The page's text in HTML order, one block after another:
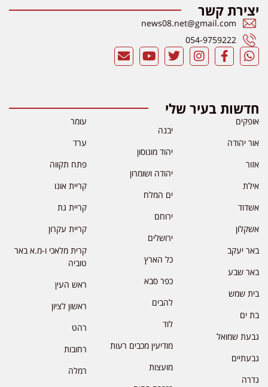
יצירת קשר
news08.net@gmail.com
054-9759222
חדשות בעיר שלי
אופקים
אור יהודה
אזור
אילת
אשדוד
אשקלון
באר יעקב
באר שבע
בית שמש
בת ים
גבעת שמואל
גבעתיים
גדרה
יבנה
יהוד מונוסון
יהודה ושומרון
ים המלח
ירוחם
ירושלים
כל הארץ
כפר סבא
להבים
לוד
מודיעין מכבים רעות
מועצות
עומר
ערד
פתח תקווה
קריית אונו
קריית גת
קריית עקרון
קרית מלאכי ו-מ.א באר
טוביה
ראש העין
ראשון לציון
רהט
רחובות
רמלה